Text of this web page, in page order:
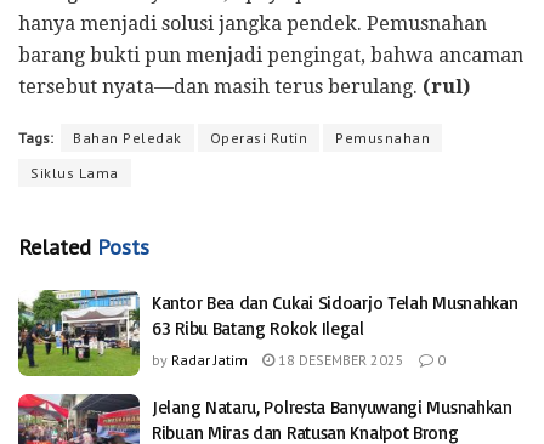
hanya menjadi solusi jangka pendek. Pemusnahan
barang bukti pun menjadi pengingat, bahwa ancaman
tersebut nyata—dan masih terus berulang. (rul)
Tags: Bahan Peledak Operasi Rutin
Pemusnahan
Siklus Lama
Related Posts
Kantor Bea dan Cukai Sidoarjo Telah Musnahkan
63 Ribu Batang Rokok Ilegal
by Radar Jatim 18 DESEMBER 2025 0
Jelang Nataru, Polresta Banyuwangi Musnahkan
Ribuan Miras dan Ratusan Knalpot Brong